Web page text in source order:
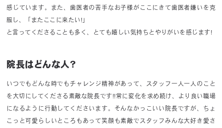
感じています。また、歯医者の苦手なお子様がここにきて歯医者嫌いを克
服し、「またここに来たい!」
と言ってくださることも多く、とても嬉しい気持ちとやりがいを感じます!
院長はどんな人？
いつでもどんな時でもチャレンジ精神があって、スタッフ一人一人のこと
を大切にしてくださる素敵な院長です!!常に変化を求め続け、より良い職場
になるように行動してくださいます。そんなかっこいい院長ですが、ちょ
こっと可愛らしいところもあって笑顔も素敵でスタッフみんな大好き愛さ